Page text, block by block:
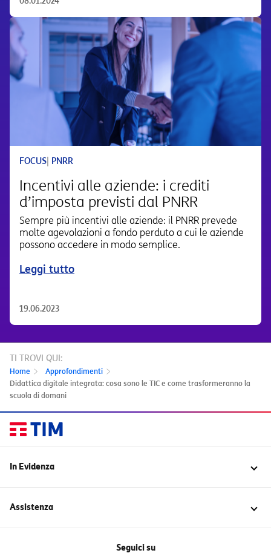
FOCUS PNRR
Incentivi alle aziende: i crediti
d’imposta previsti dal PNRR
Sempre più incentivi alle aziende: il PNRR prevede
molte agevolazioni a fondo perduto a cui le aziende
possono accedere in modo semplice.
Leggi tutto
19.06.2023
TI TROVI QUI:
Home
Approfondimenti
Didattica digitale integrata: cosa sono le TIC e come trasformeranno la
scuola di domani
In Evidenza
Data Center
Partnership
Assistenza
Come domiciliare la fatturaSeguici su